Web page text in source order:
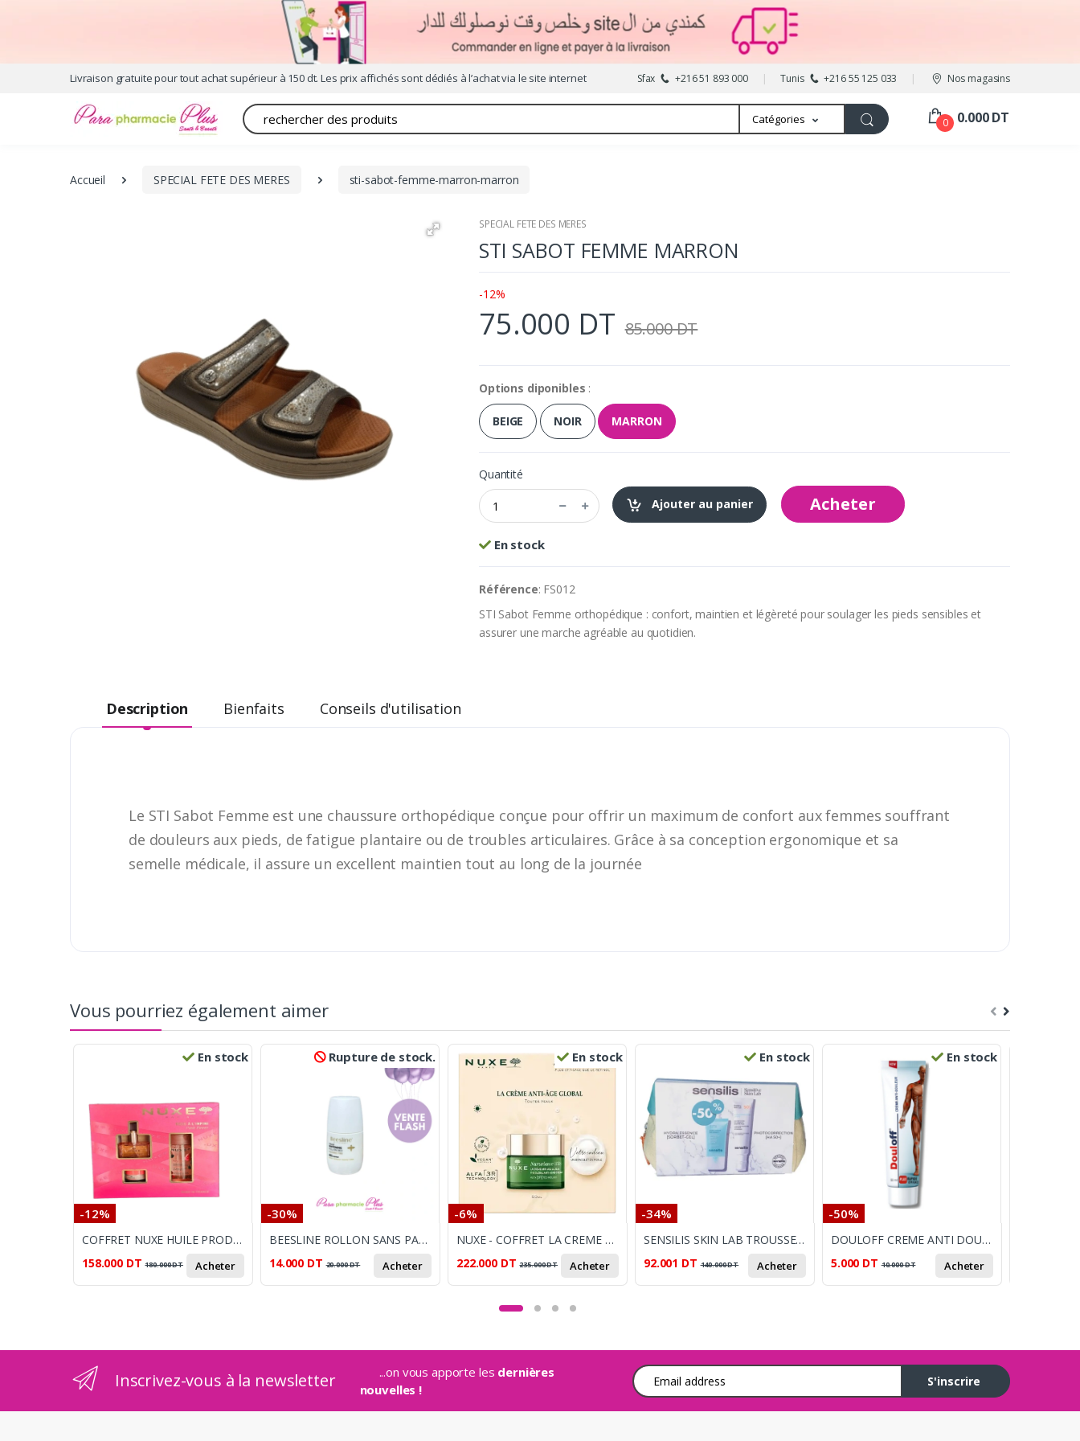
Livraison gratuite pour tout achat supérieur à 150 dt. Les prix affichés sont dédiés à l’achat via le site internet Sfax +216 51 893 000 Tunis +216 55 125 033 Nos magasins
Recherche Catégories 0 0.000 DT
Accueil SPECIAL FETE DES MERES sti-sabot-femme-marron-marron
SPECIAL FETE DES MERES
STI SABOT FEMME MARRON
-12%
75.000 DT 85.000 DT
Options diponibles :
BEIGE NOIR MARRON
Quantité
Ajouter au panier
Acheter
En stock
Référence: FS012
STI Sabot Femme orthopédique : confort, maintien et légèreté pour soulager les pieds sensibles et
assurer une marche agréable au quotidien.
Description Bienfaits Conseils d'utilisation
Le STI Sabot Femme est une chaussure orthopédique conçue pour offrir un maximum de confort aux femmes souffrant
de douleurs aux pieds, de fatigue plantaire ou de troubles articulaires. Grâce à sa conception ergonomique et sa
semelle médicale, il assure un excellent maintien tout au long de la journée
Vous pourriez également aimer
En stock
-12%
COFFRET NUXE HUILE PRODIGIEUSE FLORAL +EAU MICELLAIRE + BAUME LEVRES
158.000 DT 180.000DT Acheter
Rupture de stock.
-30%
BEESLINE ROLLON SANS PARFUM ECLAIRCISSANT 4EN1
14.000 DT 20.000DT Acheter
En stock
-6%
NUXE - COFFRET LA CREME DE JOUR ANTI AGE GLOBAL 50ML + BRACELET EN PERLE OFFERT
222.000 DT 235.000DT Acheter
En stock
-34%
SENSILIS SKIN LAB TROUSSE PHOTOCORRECTION [HA50+] INVISIBLE 50ML+ HYDRA ESSENCE SORBET GEL 40ML(-50%)
92.001 DT 140.000DT Acheter
En stock
-50%
DOULOFF CREME ANTI DOULEUR 50ML
5.000 DT 10.000DT Acheter
Inscrivez-vous à la newsletter ...on vous apporte les dernières
nouvelles !
Adresse e-mail
S'inscrire